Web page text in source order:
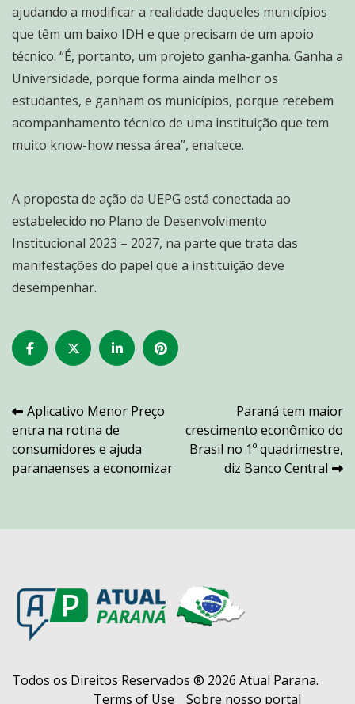
ajudando a modificar a realidade daqueles municípios
que têm um baixo IDH e que precisam de um apoio
técnico. “É, portanto, um projeto ganha-ganha. Ganha a
Universidade, porque forma ainda melhor os
estudantes, e ganham os municípios, porque recebem
acompanhamento técnico de uma instituição que tem
muito know-how nessa área”, enaltece.
A proposta de ação da UEPG está conectada ao
estabelecido no Plano de Desenvolvimento
Institucional 2023 – 2027, na parte que trata das
manifestações do papel que a instituição deve
desempenhar.
Navegação
de
Post
Aplicativo Menor Preço
entra na rotina de
consumidores e ajuda
paranaenses a economizar
Paraná tem maior
crescimento econômico do
Brasil no 1º quadrimestre,
diz Banco Central
Todos os Direitos Reservados ® 2026 Atual Parana.
Terms of Use
Sobre nosso portal